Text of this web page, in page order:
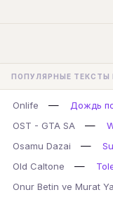
ПОПУЛЯРНЫЕ ТЕКСТЫ
Onlife —
Дождь
OST - GTA SA
—
Osamu Dazai
—
Old Caltone
—
Onur Betin ve Murat